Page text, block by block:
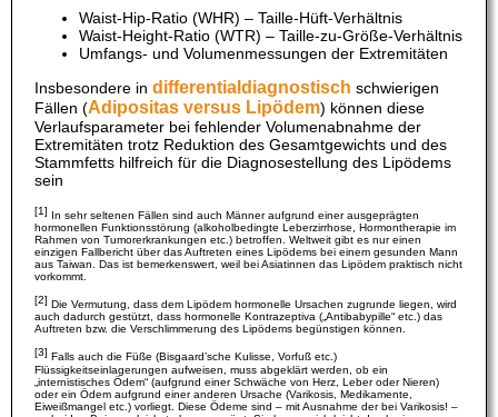
Waist-Hip-Ratio (WHR) – Taille-Hüft-Verhältnis
Waist-Height-Ratio (WTR) – Taille-zu-Größe-Verhältnis
Umfangs- und Volumenmessungen der Extremitäten
Insbesondere in differentialdiagnostisch schwierigen
Fällen (Adipositas versus Lipödem) können diese
Verlaufsparameter bei fehlender Volumenabnahme der
Extremitäten trotz Reduktion des Gesamtgewichts und des
Stammfetts hilfreich für die Diagnosestellung des Lipödems
sein
[1] In sehr seltenen Fällen sind auch Männer aufgrund einer ausgeprägten
hormonellen Funktionsstörung (alkoholbedingte Leberzirrhose, Hormontherapie im
Rahmen von Tumorerkrankungen etc.) betroffen. Weltweit gibt es nur einen
einzigen Fallbericht über das Auftreten eines Lipödems bei einem gesunden Mann
aus Taiwan. Das ist bemerkenswert, weil bei Asiatinnen das Lipödem praktisch nicht
vorkommt.
[2] Die Vermutung, dass dem Lipödem hormonelle Ursachen zugrunde liegen, wird
auch dadurch gestützt, dass hormonelle Kontrazeptiva („Antibabypille“ etc.) das
Auftreten bzw. die Verschlimmerung des Lipödems begünstigen können.
[3] Falls auch die Füße (Bisgaard’sche Kulisse, Vorfuß etc.)
Flüssigkeitseinlagerungen aufweisen, muss abgeklärt werden, ob ein
„internistisches Ödem“ (aufgrund einer Schwäche von Herz, Leber oder Nieren)
oder ein Ödem aufgrund einer anderen Ursache (Varikosis, Medikamente,
Eiweißmangel etc.) vorliegt. Diese Ödeme sind – mit Ausnahme der bei Varikosis! –